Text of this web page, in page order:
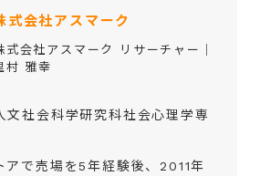
式会社アスマーク
式会社アスマーク リサーチャー│
村 雅幸
文社会科学研究科社会心理学専
アで売場を5年経験後、2011年